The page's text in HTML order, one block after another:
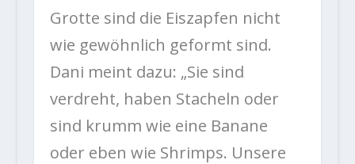
Grotte sind die Eiszapfen nicht
wie gewöhnlich geformt sind.
Dani meint dazu: „Sie sind
verdreht, haben Stacheln oder
sind krumm wie eine Banane
oder eben wie Shrimps. Unsere